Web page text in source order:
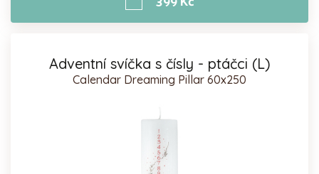
Adventní svíčka s čísly - ptáčci (L)
Calendar Dreaming Pillar 60x250